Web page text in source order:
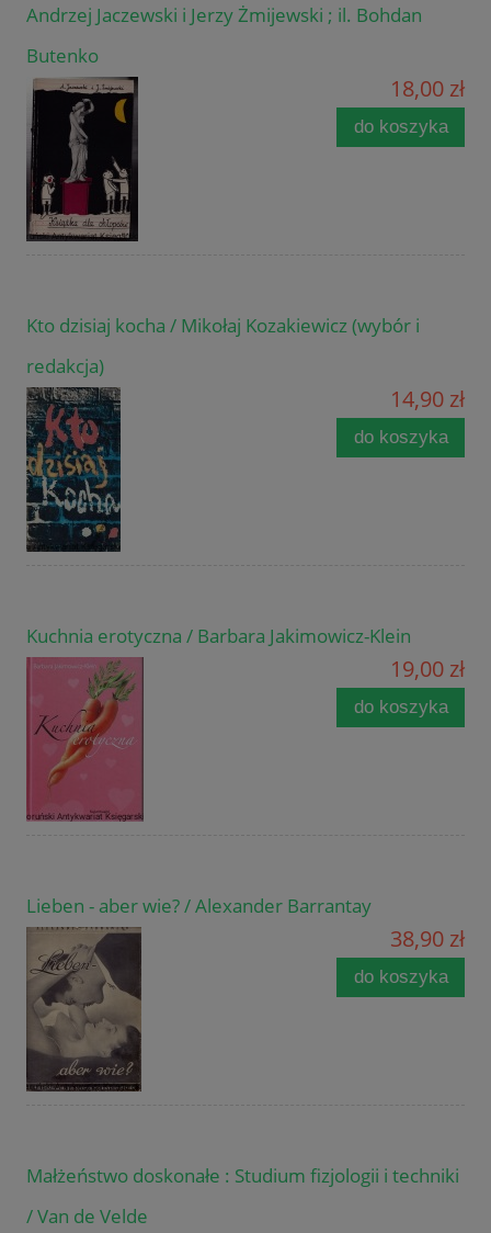
Andrzej Jaczewski i Jerzy Żmijewski ; il. Bohdan
Butenko
18,00 zł
do koszyka
Kto dzisiaj kocha / Mikołaj Kozakiewicz (wybór i
redakcja)
14,90 zł
do koszyka
Kuchnia erotyczna / Barbara Jakimowicz-Klein
19,00 zł
do koszyka
Lieben - aber wie? / Alexander Barrantay
38,90 zł
do koszyka
Małżeństwo doskonałe : Studium fizjologii i techniki
/ Van de Velde